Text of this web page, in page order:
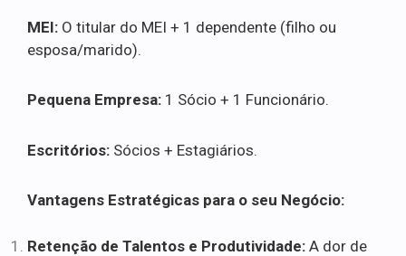
MEI: O titular do MEI + 1 dependente (filho ou
esposa/marido).
Pequena Empresa: 1 Sócio + 1 Funcionário.
Escritórios: Sócios + Estagiários.
Vantagens Estratégicas para o seu Negócio:
Retenção de Talentos e Produtividade: A dor de